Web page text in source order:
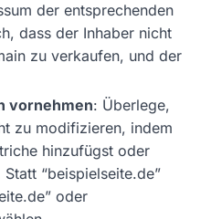
der entsprechenden
dass der Inhaber nicht
zu verkaufen, und der
vornehmen: Überlege,
zu modifizieren, indem
hinzufügst oder
“beispielseite.de”
oder